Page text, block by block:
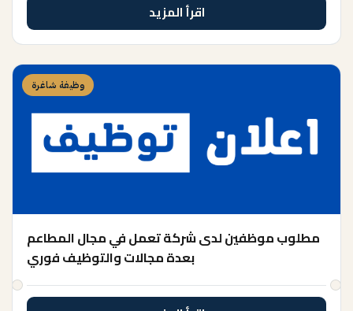
اقرأ المزيد
وظيفة شاغرة
مطلوب موظفين لدى شركة تعمل في مجال المطاعم
بعدة مجالات والتوظيف فوري